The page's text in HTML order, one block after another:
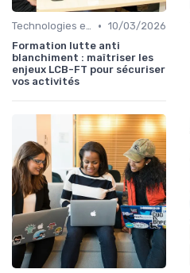
Technologies et informatique • 10/03/2026
Formation lutte anti
blanchiment : maîtriser les
enjeux LCB-FT pour sécuriser
vos activités